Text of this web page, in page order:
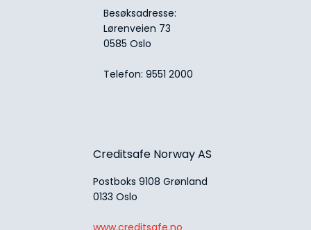
Besøksadresse:
Lørenveien 73
0585 Oslo
Telefon: 9551 2000
Creditsafe Norway AS
Postboks 9108 Grønland
0133 Oslo